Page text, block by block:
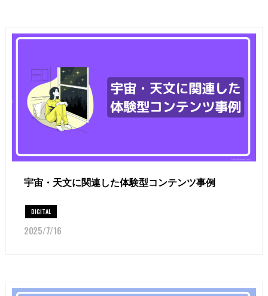
宇宙・天文に関連した体験型コンテンツ事例
DIGITAL
2025/7/16